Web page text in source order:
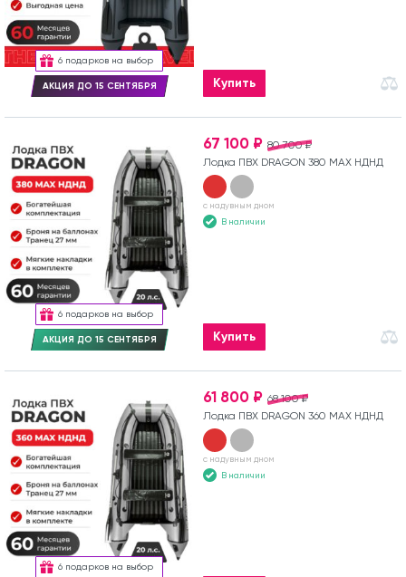
6 подарков на выбор
АКЦИЯ ДО 15 СЕНТЯБРЯ Купить
6 подарков на выбор
АКЦИЯ ДО 15 СЕНТЯБРЯ
80 700 ₽
67 100 ₽
Лодка ПВХ DRAGON 380 MAX НДНД
с надувным дном
В наличии
Купить
6 подарков на выбор
68 100 ₽
61 800 ₽
Лодка ПВХ DRAGON 360 MAX НДНД
с надувным дном
В наличии